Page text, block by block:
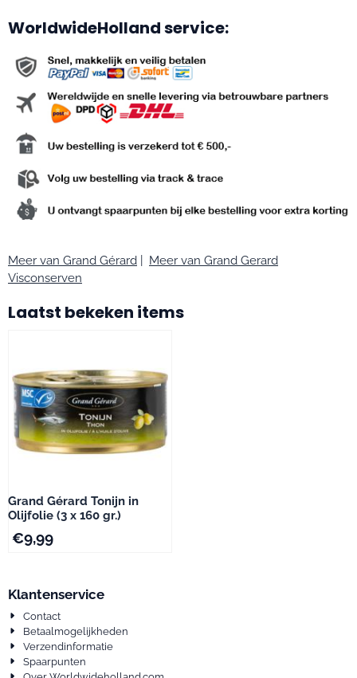
WorldwideHolland service:
Meer van Grand Gérard
Meer van Grand Gerard
Visconserven
Laatst bekeken items
Grand Gérard Tonijn in
Olijfolie (3 x 160 gr.)
€9,99
Klantenservice
Contact
Betaalmogelijkheden
Verzendinformatie
Spaarpunten